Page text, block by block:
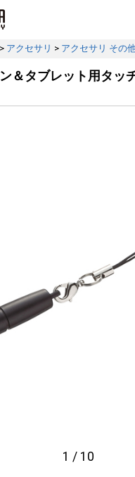
> アクセサリ > アクセサリ その
＆タブレット用タッ
1 / 10